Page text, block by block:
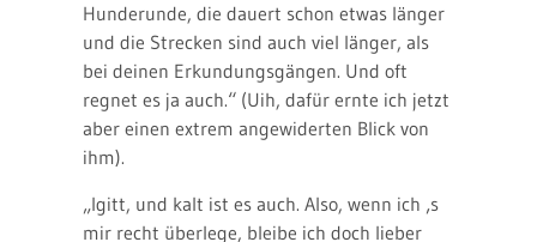
Hunderunde, die dauert schon etwas länger
und die Strecken sind auch viel länger, als
bei deinen Erkundungsgängen. Und oft
regnet es ja auch.“ (Uih, dafür ernte ich jetzt
aber einen extrem angewiderten Blick von
ihm).
„Igitt, und kalt ist es auch. Also, wenn ich ‚s
mir recht überlege, bleibe ich doch lieber